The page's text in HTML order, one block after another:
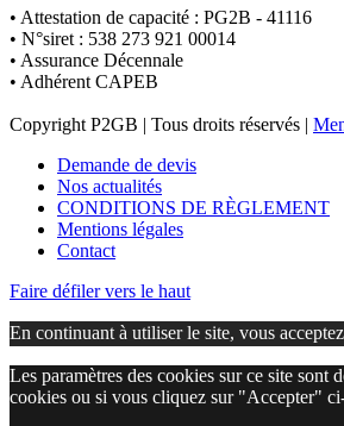
• Attestation de capacité : PG2B - 41116
• N°siret : 538 273 921 00014
• Assurance Décennale
• Adhérent CAPEB
Copyright P2GB | Tous droits réservés |
Demande de devis
Nos actualités
CONDITIONS DE RÈGLEMENT
Mentions légales
Contact
Faire défiler vers le haut
En continuant à utiliser le site, vous
Les paramètres des cookies sur ce site
cookies ou si vous cliquez sur "Accepter"